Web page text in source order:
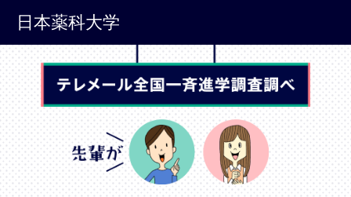
日本薬科大学